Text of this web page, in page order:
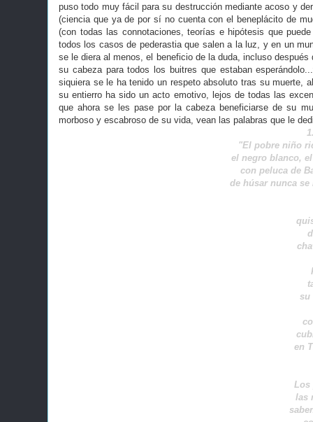
puso todo muy fácil para su destrucción mediante acoso y
(ciencia que ya de por sí no cuenta con el beneplácito de
(con todas las connotaciones, teorías e hipótesis que
todos los casos de pederastia que salen a la luz, y en un
se le diera al menos, el beneficio de la duda, incluso
su cabeza para todos los buitres que estaban
siquiera se le ha tenido un respeto absoluto tras su muerte,
su entierro ha sido un acto emotivo, lejos de todas las
que ahora se les pase por la cabeza beneficiarse de su
morboso y escabroso de su vida, vean las palabras que le
1.
"El pobre niño
el negro blanco,
con peluca de
de húsar nunca
su
en
Los
las